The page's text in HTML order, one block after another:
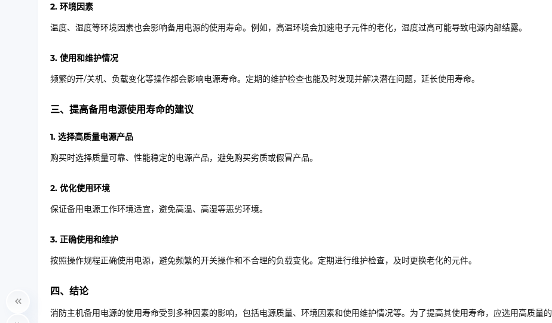
2. 环境因素
温度、湿度等环境因素也会影响备用电源的使用寿命。例如，高温环境会加速电子元件的老化，湿度过高可能导致电源内部结露。
3. 使用和维护情况
频繁的开/关机、负载变化等操作都会影响电源寿命。定期的维护检查也能及时发现并解决潜在问题，延长使用寿命。
三、提高备用电源使用寿命的建议
1. 选择高质量电源产品
购买时选择质量可靠、性能稳定的电源产品，避免购买劣质或假冒产品。
2. 优化使用环境
保证备用电源工作环境适宜，避免高温、高湿等恶劣环境。
3. 正确使用和维护
按照操作规程正确使用电源，避免频繁的开关操作和不合理的负载变化。定期进行维护检查，及时更换老化的元件。
四、结论
消防主机备用电源的使用寿命受到多种因素的影响，包括电源质量、环境因素和使用维护情况等。为了提高其使用寿命，应选用高质量的